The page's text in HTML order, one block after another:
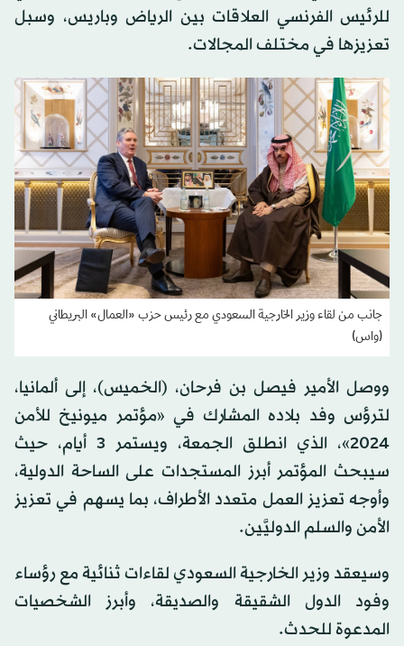
للرئيس الفرنسي العلاقات بين الرياض وباريس، وسبل
تعزيزها في مختلف المجالات.
جانب من لقاء وزير الخارجية السعودي مع رئيس حزب «العمال» البريطاني
(واس)
ووصل الأمير فيصل بن فرحان، (الخميس)، إلى ألمانيا،
لترؤس وفد بلاده المشارك في «مؤتمر ميونيخ للأمن
2024»، الذي انطلق الجمعة، ويستمر 3 أيام، حيث
سيبحث المؤتمر أبرز المستجدات على الساحة الدولية،
وأوجه تعزيز العمل متعدد الأطراف، بما يسهم في تعزيز
الأمن والسلم الدوليَّين.
وسيعقد وزير الخارجية السعودي لقاءات ثنائية مع رؤساء
وفود الدول الشقيقة والصديقة، وأبرز الشخصيات
المدعوة للحدث.